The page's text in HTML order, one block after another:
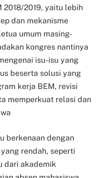
2018/2019, yaitu lebih
dan mekanisme
umum masing-
kongres nantinya
isu-isu yang
beserta solusi yang
kerja BEM, revisi
memperkuat relasi dan
berkenaan dengan
rendah, seperti
dari akademik